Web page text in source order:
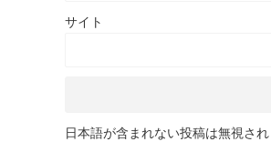
サイト
日本語が含まれない投稿は無視さ